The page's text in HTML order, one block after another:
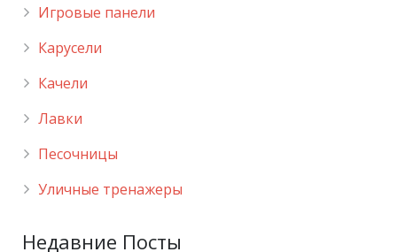
Игровые панели
Карусели
Качели
Лавки
Песочницы
Уличные тренажеры
Недавние Посты